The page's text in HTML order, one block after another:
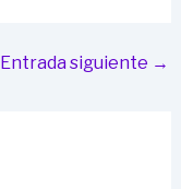
Entrada siguiente →